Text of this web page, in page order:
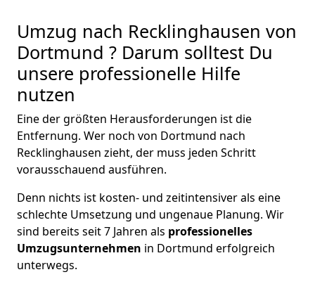
Umzug nach Recklinghausen von
Dortmund ? Darum solltest Du
unsere professionelle Hilfe
nutzen
Eine der größten Herausforderungen ist die
Entfernung. Wer noch von Dortmund nach
Recklinghausen zieht, der muss jeden Schritt
vorausschauend ausführen.
Denn nichts ist kosten- und zeitintensiver als eine
schlechte Umsetzung und ungenaue Planung. Wir
sind bereits seit 7 Jahren als professionelles
Umzugsunternehmen in Dortmund erfolgreich
unterwegs.